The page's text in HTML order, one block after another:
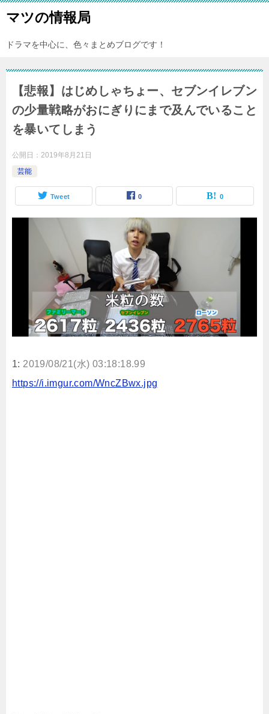
マツの情報局
ドラマを中心に、色々まとめブログです！
【悲報】はじめしゃちょー、セブンイレブン
の少量戦略がおにぎりにまで及んでいること
を暴いてしまう
公開日： 2019年8月21日
芸能
Tweet 0 0
1:2019/08/21(水) 03:18:18.99
https://i.imgur.com/WncZBwx.jpg